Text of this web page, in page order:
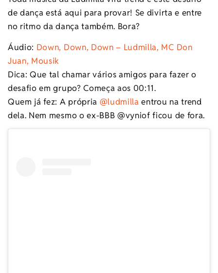
de dança está aqui para provar! Se divirta e entre
no ritmo da dança também. Bora?
Áudio: Down, Down, Down – Ludmilla, MC Don
Juan, Mousik
Dica: Que tal chamar vários amigos para fazer o
desafio em grupo? Começa aos 00:11.
Quem já fez: A própria @ludmilla entrou na trend
dela. Nem mesmo o ex-BBB @vyniof ficou de fora.